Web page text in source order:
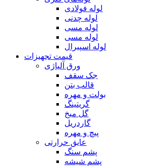
لوله‌ فولادی
لوله چدنی
لوله مسی
لوله مسی
لوله اسپیرال
قیمت تجهیزات
ورق آلیاژی
جک سقف
قالب بتن
بولت و مهره
گریتینگ
گل میخ
گاردریل
پیچ و مهره
عایق حرارتی
پشم سنگ
پشم شیشه